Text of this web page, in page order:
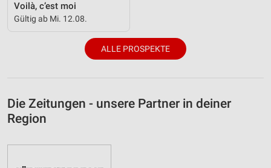
Voilà, c’est moi
Gültig ab Mi. 12.08.
ALLE PROSPEKTE
Die Zeitungen - unsere Partner in deiner
Region